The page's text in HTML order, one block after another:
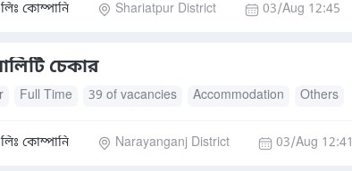
কোম্পানি Shariatpur District 03/Aug 12:45
চেকার
Full Time 39 of vacancies Accommodation Others
কোম্পানি Narayanganj District 03/Aug 12:41